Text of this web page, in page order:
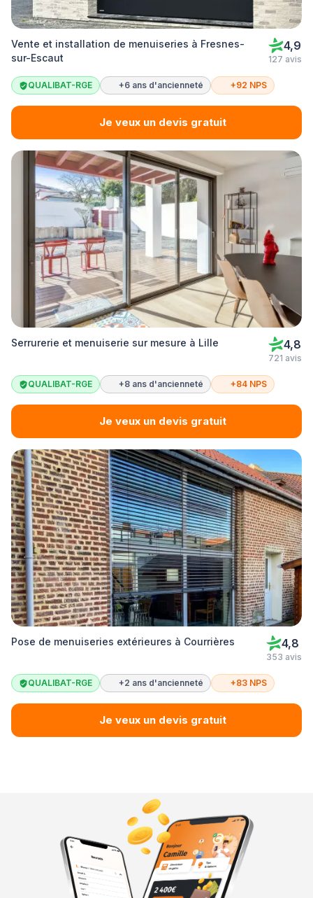
Vente et installation de menuiseries à Fresnes-
sur-Escaut
4,9
127 avis
QUALIBAT-RGE +6 ans d'ancienneté +92 NPS
Je veux un devis gratuit
Serrurerie et menuiserie sur mesure à Lille 4,8
721 avis
QUALIBAT-RGE +8 ans d'ancienneté +84 NPS
Je veux un devis gratuit
Pose de menuiseries extérieures à Courrières 4,8
353 avis
QUALIBAT-RGE +2 ans d'ancienneté +83 NPS
Je veux un devis gratuit